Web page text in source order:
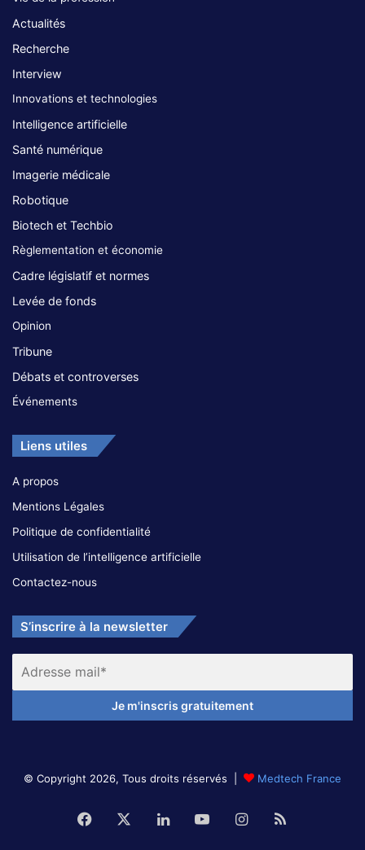
Actualités
Recherche
Interview
Innovations et technologies
Intelligence artificielle
Santé numérique
Imagerie médicale
Robotique
Biotech et Techbio
Règlementation et économie
Cadre législatif et normes
Levée de fonds
Opinion
Tribune
Débats et controverses
Événements
Liens utiles
A propos
Mentions Légales
Politique de confidentialité
Utilisation de l’intelligence artificielle
Contactez-nous
S’inscrire à la newsletter
© Copyright 2026, Tous droits réservés | Medtech France
Facebook LinkedinYouTubeInstagram
RSS